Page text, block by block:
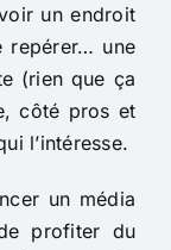
un endroit
repérer… une
(rien que ça
côté pros et
l’intéresse.
un média
profiter du